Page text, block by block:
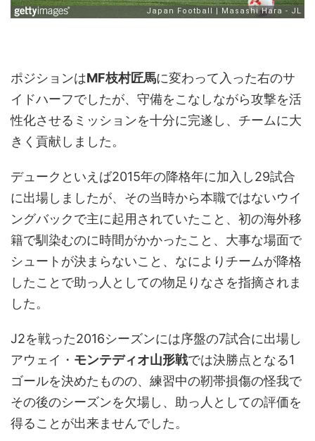
ポジションはMF枝村匠馬に変わって入った右のサ
イドハーフでしたが、守備をこなしながら攻撃を活
性化させるミッションを十分に完遂し、チームに大
きく貢献しました。
デュークといえば2015年の降格年に加入し29試合
に出場しましたが、その当時から本職ではないウイ
ングバックで主に起用されていたこと、初の海外移
籍で馴染むのに時間がかかったこと、大事な場面で
シュートが決まらないこと、なによりチームが降格
したことで助っ人としての物足りなさを指摘されま
した。
J2を戦った2016シーズンには序盤の7試合に出場し
アウェイ・ モンテディオ山形戦では決勝点となる1
ゴールを決めたものの、練習中の靭帯損傷の怪我で
その後のシーズンを欠場し、助っ人としての評価を
得ることが出来ませんでした。